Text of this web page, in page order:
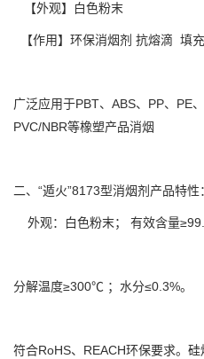
【外观】白色粉末
【作用】环保消烟剂 抗熔滴 填充
广泛应用于PBT、ABS、PP、PE
PVC/NBR等橡塑产品消烟
二、“遁火”8173型消烟剂产品特性：
外观：白色粉末； 有效含量
分解温度≥300℃ ；水分≤0.3%。
符合RoHS、REACH环保要求。硅